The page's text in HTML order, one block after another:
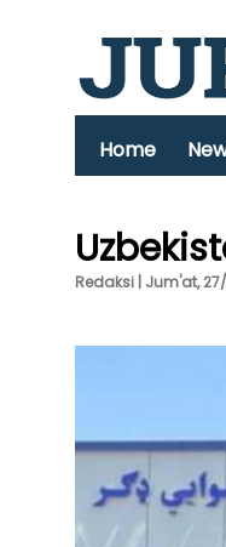
Home
Redaksi | Jum'at, 27/